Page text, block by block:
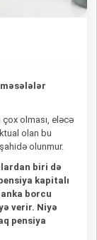
çox olması, eləcə
olan bu
olunmur.
biri də
kapitalı
borcu
verir. Niyə
pensiya